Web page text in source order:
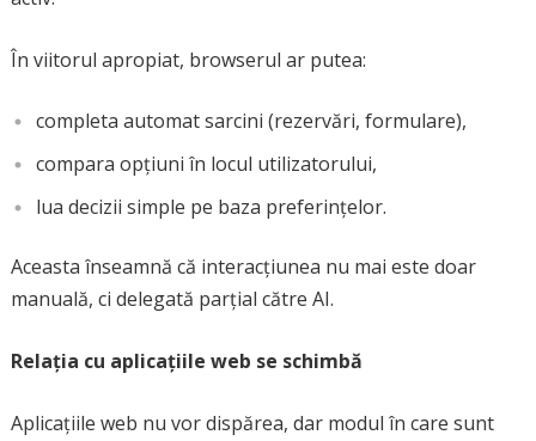
În viitorul apropiat, browserul ar putea:
completa automat sarcini (rezervări, formulare),
compara opțiuni în locul utilizatorului,
lua decizii simple pe baza preferințelor.
Aceasta înseamnă că interacțiunea nu mai este doar
manuală, ci delegată parțial către AI.
Relația cu aplicațiile web se schimbă
Aplicațiile web nu vor dispărea, dar modul în care sunt